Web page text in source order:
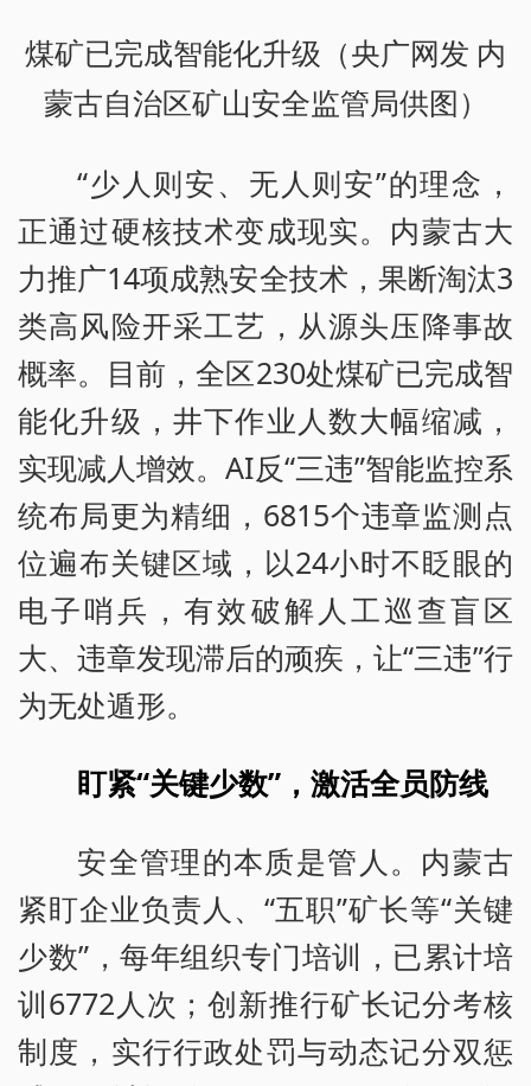
煤矿已完成智能化升级（央广网发 内
蒙古自治区矿山安全监管局供图）
“少人则安、无人则安”的理念，
正通过硬核技术变成现实。内蒙古大
力推广14项成熟安全技术，果断淘汰3
类高风险开采工艺，从源头压降事故
概率。目前，全区230处煤矿已完成智
能化升级，井下作业人数大幅缩减，
实现减人增效。AI反“三违”智能监控系
统布局更为精细，6815个违章监测点
位遍布关键区域，以24小时不眨眼的
电子哨兵，有效破解人工巡查盲区
大、违章发现滞后的顽疾，让“三违”行
为无处遁形。
盯紧“关键少数”，激活全员防线
安全管理的本质是管人。内蒙古
紧盯企业负责人、“五职”矿长等“关键
少数”，每年组织专门培训，已累计培
训6772人次；创新推行矿长记分考核
制度，实行行政处罚与动态记分双惩